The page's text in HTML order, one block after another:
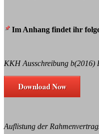
Im Anhang findet ihr
KKH Ausschreibung b(2016)
Download Now
Auflistung der